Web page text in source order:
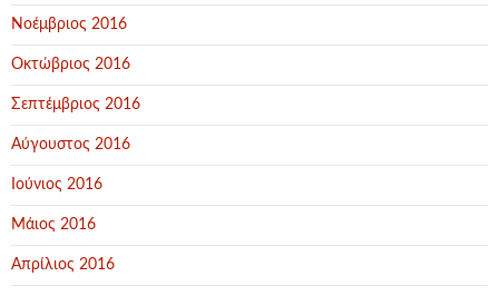
Νοέμβριος 2016
Οκτώβριος 2016
Σεπτέμβριος 2016
Αύγουστος 2016
Ιούνιος 2016
Μάιος 2016
Απρίλιος 2016